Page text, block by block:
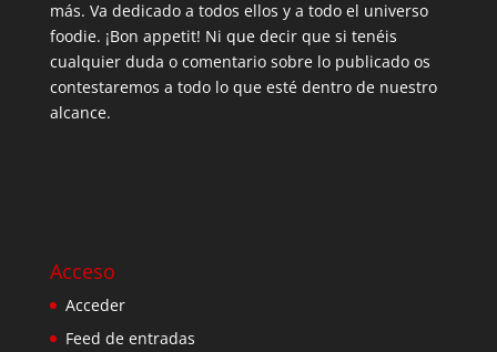
más. Va dedicado a todos ellos y a todo el universo
foodie. ¡Bon appetit! Ni que decir que si tenéis
cualquier duda o comentario sobre lo publicado os
contestaremos a todo lo que esté dentro de nuestro
alcance.
Acceso
Acceder
Feed de entradas